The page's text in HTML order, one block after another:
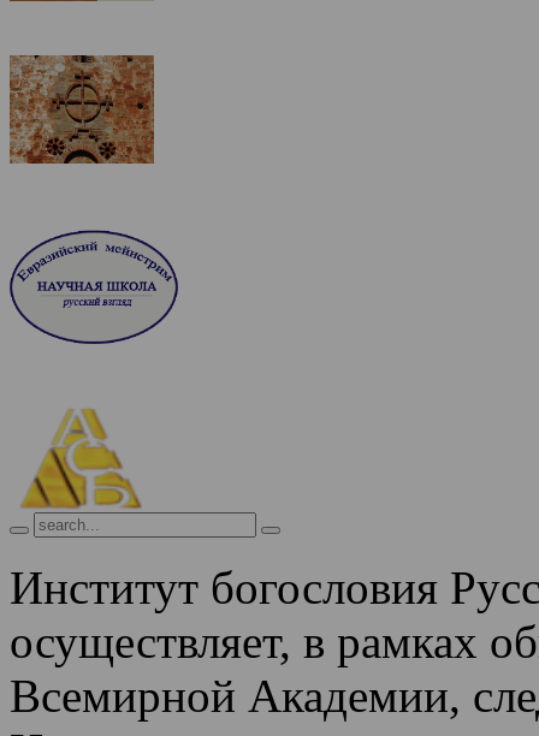
Институт богословия
осуществляет, в рамках
Всемирной Академии,